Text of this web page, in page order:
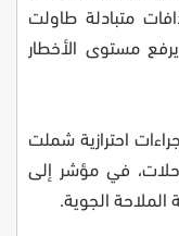
متبادلة طاولت
مستوى الأخطار
احترازية شملت
في مؤشر إلى
الجوية.